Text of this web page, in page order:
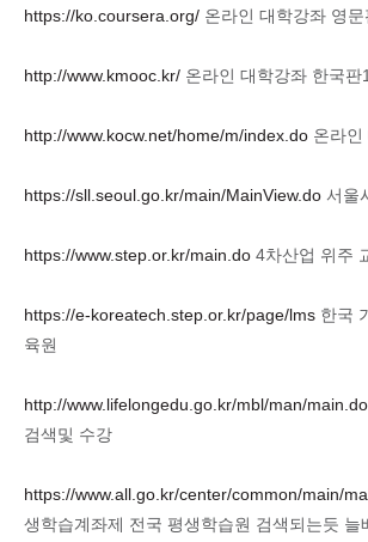
https://ko.coursera.org/ 온라인 대학강좌 영문
http://www.kmooc.kr/ 온라인 대학강좌 한국판1
http://www.kocw.net/home/m/index.do 온라인
https://sll.seoul.go.kr/main/MainView.do 서울
https://www.step.or.kr/main.do 4차산업 위주
https://e-koreatech.step.or.kr/page/lms 한국
육원
http://www.lifelongedu.go.kr/mbl/man/main.do
검색및 수강
https://www.all.go.kr/center/common/main/
생학습계좌제 전국 평생학습원 검색되는듯 늘